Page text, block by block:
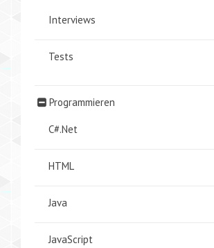
Interviews
Tests
Programmieren
C#.Net
HTML
Java
JavaScript